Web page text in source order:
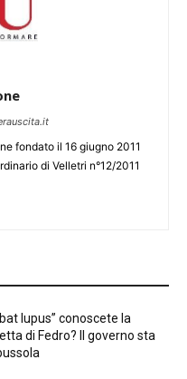
fondato il 16 giugno 2011
di Velletri n°12/2011
lupus” conoscete la
di Fedro? Il governo sta